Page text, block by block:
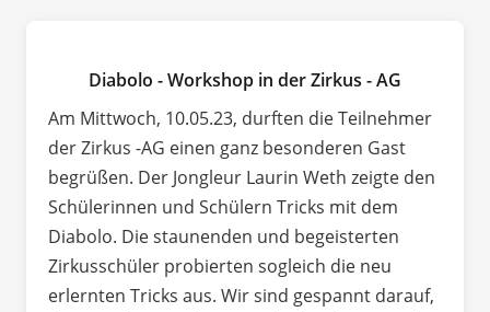
Diabolo - Workshop in der Zirkus - AG
Am Mittwoch, 10.05.23, durften die Teilnehmer
der Zirkus -AG einen ganz besonderen Gast
begrüßen. Der Jongleur Laurin Weth zeigte den
Schülerinnen und Schülern Tricks mit dem
Diabolo. Die staunenden und begeisterten
Zirkusschüler probierten sogleich die neu
erlernten Tricks aus. Wir sind gespannt darauf,